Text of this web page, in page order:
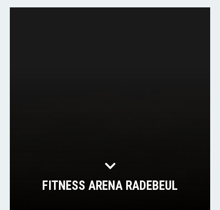
FITNESS ARENA RADEBEUL